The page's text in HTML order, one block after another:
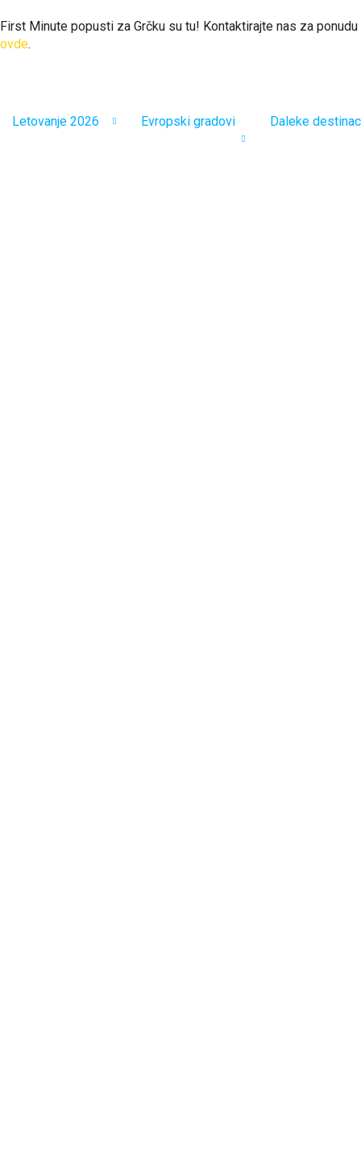
First Minute popusti za Grčku su tu! Kontaktirajte nas za ponudu
ovde.
Letovanje 2026 Evropski gradovi Daleke